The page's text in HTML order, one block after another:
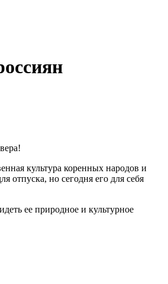
культура коренных народов и
отпуска, но сегодня его для себя
ее природное и культурное